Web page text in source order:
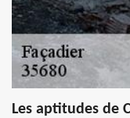
Les aptitudes de